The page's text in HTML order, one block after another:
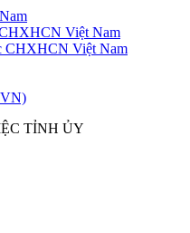
Việt Nam
CHXHCN Việt Nam
TỈNH ỦY